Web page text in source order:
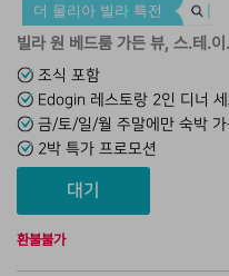
더 물리아 빌라 특전
빌라 원 베드룸 가든 뷰, 스.테.
조식 포함
Edogin 레스토랑 2인 디너
금/토/일/월 주말에만 숙박 가
2박 특가 프로모션
환불불가